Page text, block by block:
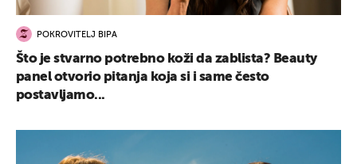
POKROVITELJ BIPA
Što je stvarno potrebno koži da zablista? Beauty
panel otvorio pitanja koja si i same često
postavljamo...